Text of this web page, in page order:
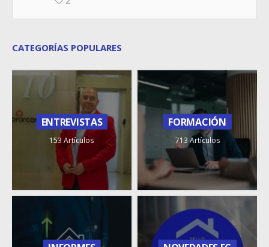
CATEGORÍAS POPULARES
ENTREVISTAS
153 Artículos
FORMACIÓN
713 Artículos